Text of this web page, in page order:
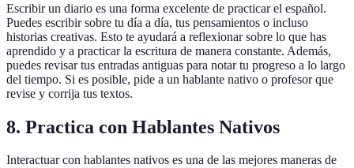
Escribir un diario es una forma excelente de practicar el español.
Puedes escribir sobre tu día a día, tus pensamientos o incluso
historias creativas. Esto te ayudará a reflexionar sobre lo que has
aprendido y a practicar la escritura de manera constante. Además,
puedes revisar tus entradas antiguas para notar tu progreso a lo largo
del tiempo. Si es posible, pide a un hablante nativo o profesor que
revise y corrija tus textos.
8. Practica con Hablantes Nativos
Interactuar con hablantes nativos es una de las mejores maneras de